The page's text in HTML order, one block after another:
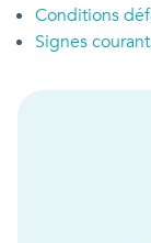
Conditions
Signes